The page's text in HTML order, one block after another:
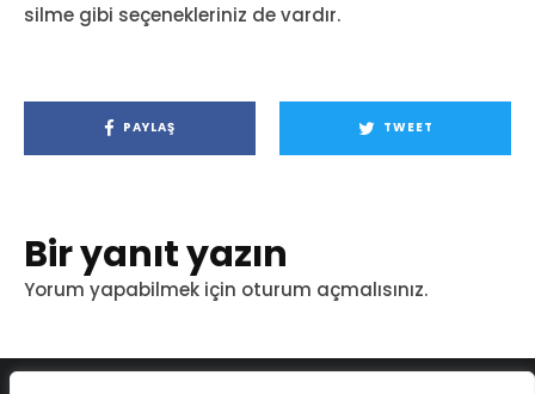
silme gibi seçenekleriniz de vardır.
PAYLAŞ TWEET
Bir yanıt yazın
Yorum yapabilmek için oturum açmalısınız.